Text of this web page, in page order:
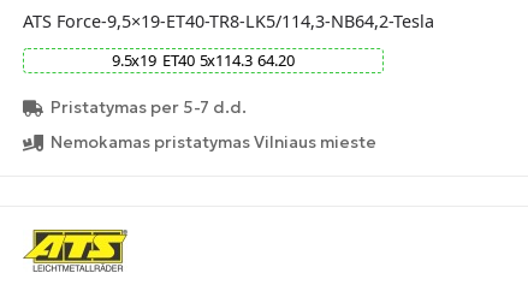
ATS Force-9,5×19-ET40-TR8-LK5/114,3-NB64,2-Tesla
9.5x19 ET40 5x114.3 64.20
Pristatymas per 5-7 d.d.
Nemokamas pristatymas Vilniaus mieste